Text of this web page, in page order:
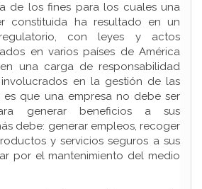
de los fines para los cuales una
constituida ha resultado en un
con leyes y actos
en varios países de América
una carga de responsabilidad
en la gestión de las
es que una empresa no debe ser
generar beneficios a sus
debe: generar empleos, recoger
y servicios seguros a sus
por el mantenimiento del medio